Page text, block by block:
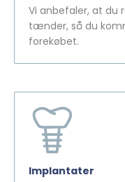
Vi anbefaler, at du
tænder, så du
forekøbet.
Implantater